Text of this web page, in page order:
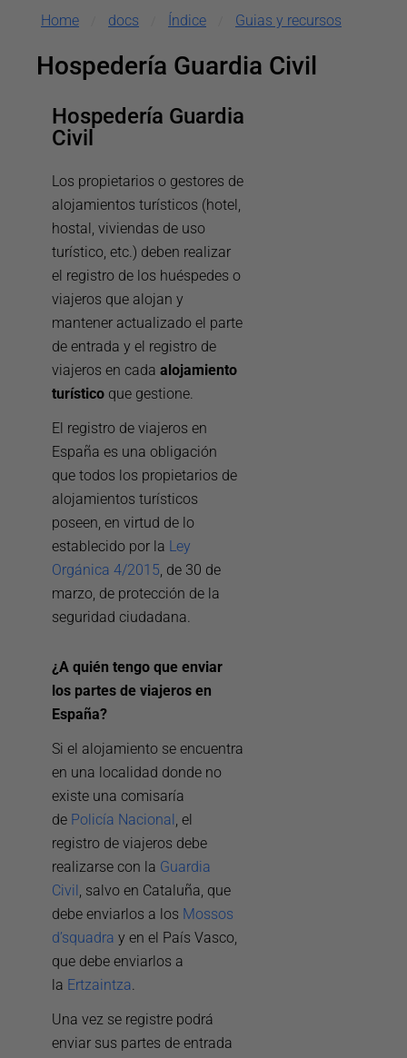
Home docs Índice Guias y recursos
Hospedería Guardia Civil
Hospedería Guardia
Civil
Los propietarios o gestores de
alojamientos turísticos (hotel,
hostal, viviendas de uso
turístico, etc.) deben realizar
el registro de los huéspedes o
viajeros que alojan y
mantener actualizado el parte
de entrada y el registro de
viajeros en cadaalojamiento
turístico que gestione.
El registro de viajeros en
España es una obligación
que todos los propietarios de
alojamientos turísticos
poseen, en virtud de lo
establecido por la Ley
Orgánica 4/2015, de 30 de
marzo, de protección de la
seguridad ciudadana.
¿A quién tengo que enviar
los partes de viajeros en
España?
Si el alojamiento se encuentra
en una localidad donde no
existe una comisaría
de Policía Nacional , el
registro de viajeros debe
realizarse con la Guardia
Civil , salvo en Cataluña, que
debe enviarlos a los Mossos
d’squadra y en el País Vasco,
que debe enviarlos a
la Ertzaintza.
Una vez se registre podrá
enviar sus partes de entrada